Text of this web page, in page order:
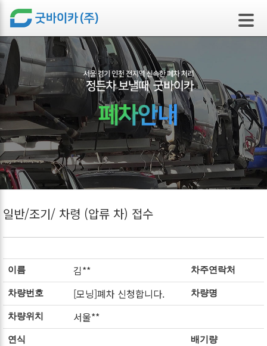
본문 바로가기
일반/조기/ 차령 (압류 차) 접수
이름 김** 차주연락처
차량번호 [모닝]폐차 신청합니다. 차량명
차량위치 서울**
연식 배기량